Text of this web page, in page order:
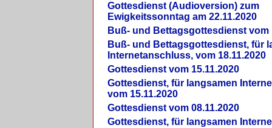
Gottesdienst (Audioversion) zum
Ewigkeitssonntag am 22.11.2020
Buß- und Bettagsgottesdienst vom
Buß- und Bettagsgottesdienst, für
Internetanschluss, vom 18.11.2020
Gottesdienst vom 15.11.2020
Gottesdienst, für langsamen
vom 15.11.2020
Gottesdienst vom 08.11.2020
Gottesdienst, für langsamen